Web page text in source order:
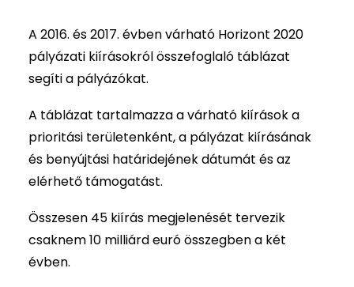
A 2016. és 2017. évben várható Horizont 2020
pályázati kiírásokról összefoglaló táblázat
segíti a pályázókat.
A táblázat tartalmazza a várható kiírások a
prioritási területenként, a pályázat kiírásának
és benyújtási határidejének dátumát és az
elérhető támogatást.
Összesen 45 kiírás megjelenését tervezik
csaknem 10 milliárd euró összegben a két
évben.